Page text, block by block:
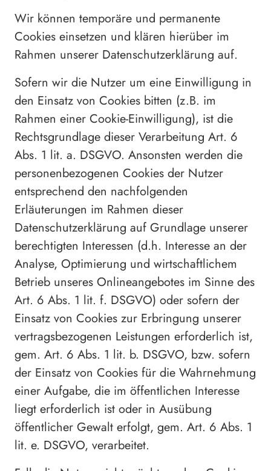
Wir können temporäre und permanente
Cookies einsetzen und klären hierüber im
Rahmen unserer Datenschutzerklärung auf.
Sofern wir die Nutzer um eine Einwilligung in
den Einsatz von Cookies bitten (z.B. im
Rahmen einer Cookie-Einwilligung), ist die
Rechtsgrundlage dieser Verarbeitung Art. 6
Abs. 1 lit. a. DSGVO. Ansonsten werden die
personenbezogenen Cookies der Nutzer
entsprechend den nachfolgenden
Erläuterungen im Rahmen dieser
Datenschutzerklärung auf Grundlage unserer
berechtigten Interessen (d.h. Interesse an der
Analyse, Optimierung und wirtschaftlichem
Betrieb unseres Onlineangebotes im Sinne des
Art. 6 Abs. 1 lit. f. DSGVO) oder sofern der
Einsatz von Cookies zur Erbringung unserer
vertragsbezogenen Leistungen erforderlich ist,
gem. Art. 6 Abs. 1 lit. b. DSGVO, bzw. sofern
der Einsatz von Cookies für die Wahrnehmung
einer Aufgabe, die im öffentlichen Interesse
liegt erforderlich ist oder in Ausübung
öffentlicher Gewalt erfolgt, gem. Art. 6 Abs. 1
lit. e. DSGVO, verarbeitet.